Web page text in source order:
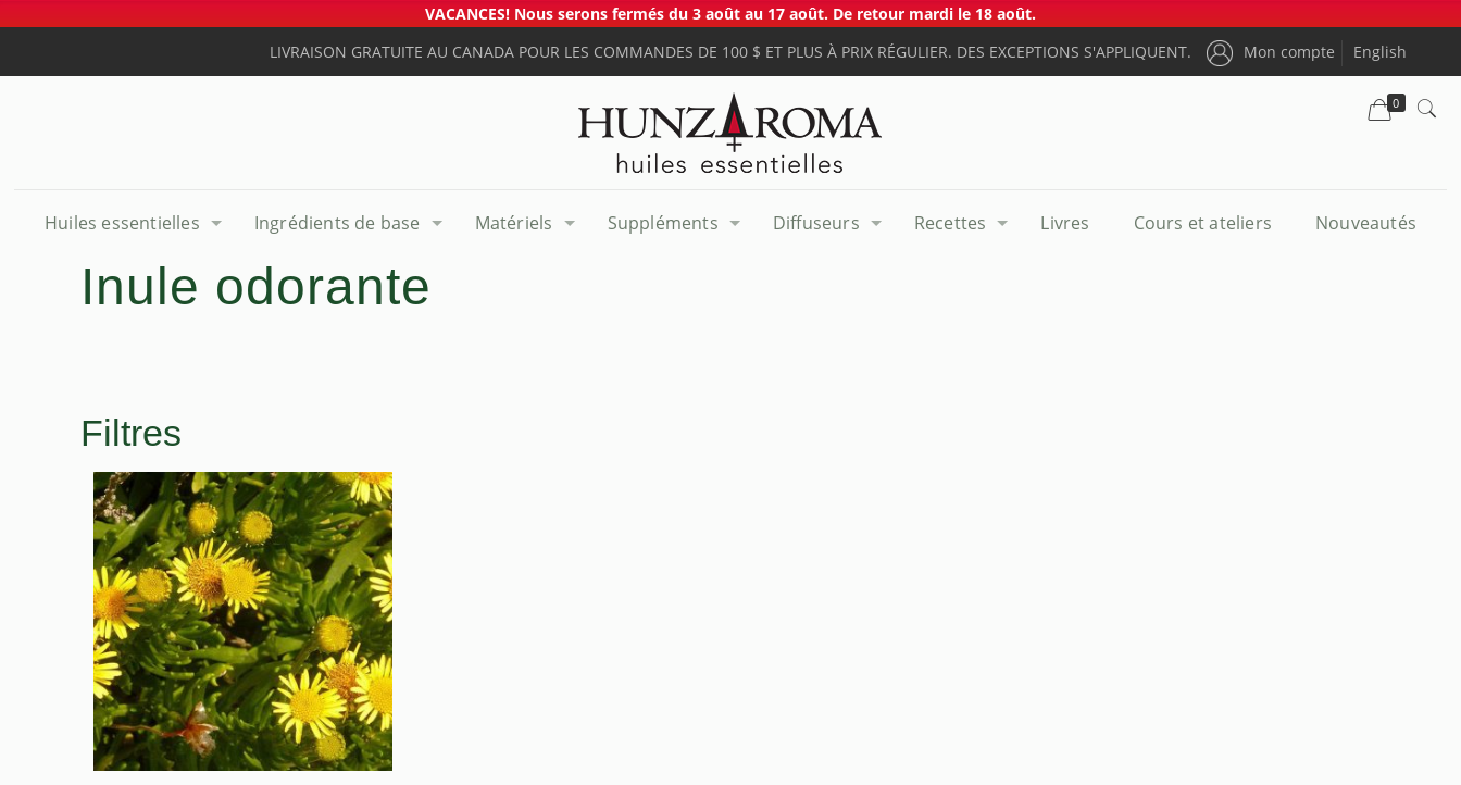
VACANCES! Nous serons fermés du 3 août au 17 août. De retour mardi le 18 août.
LIVRAISON GRATUITE AU CANADA POUR LES COMMANDES DE 100 $ ET PLUS À PRIX RÉGULIER. DES EXCEPTIONS S'APPLIQUENT.
Mon compte English
Huiles essentielles Ingrédients de base Matériels Suppléments Diffuseurs Recettes Livres Cours et ateliers Nouveautés
0
Inule odorante
Filtres